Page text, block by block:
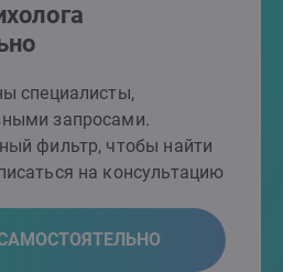
специалисты,
запросами.
фильтр, чтобы найти
на консультацию